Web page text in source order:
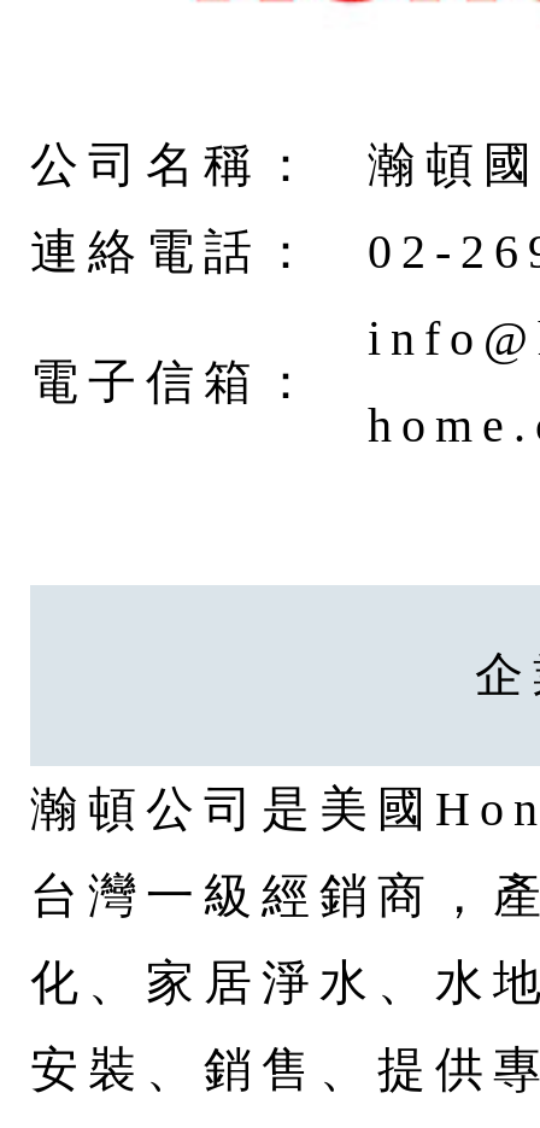
公司名稱：
瀚頓
連絡電話：
02-
電子信箱：
瀚頓公司是美國
台灣一級經銷商，
化、家居淨水、水
安裝、銷售、提供